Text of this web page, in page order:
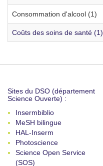
Consommation d'alcool (1)
Coûts des soins de santé (1)
Sites du DSO (département
Science Ouverte) :
Insermbiblio
MeSH bilingue
HAL-Inserm
Photoscience
Science Open Service
(SOS)